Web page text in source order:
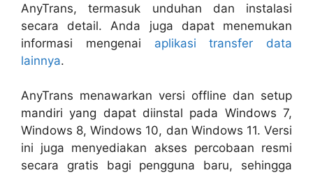
AnyTrans, termasuk unduhan dan instalasi
secara detail. Anda juga dapat menemukan
informasi mengenai aplikasi transfer data
lainnya.
AnyTrans menawarkan versi offline dan setup
mandiri yang dapat diinstal pada Windows 7,
Windows 8, Windows 10, dan Windows 11. Versi
ini juga menyediakan akses percobaan resmi
secara gratis bagi pengguna baru, sehingga